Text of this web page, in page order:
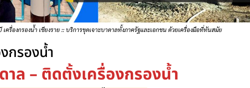
เครื่องกรองน้ำ เชียงราย :: บริการขุดเจาะบาดาลทั้งภาครัฐและเอกชน ด้วยเครื่องมือที่ทันสมัย
กรองน้ำ
าล – ติดตั้งเครื่องกรองน้ำ